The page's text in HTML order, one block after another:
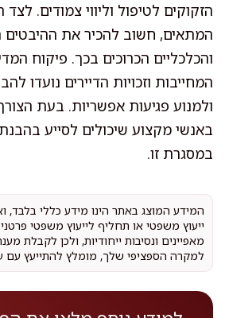
הזקוקים לטיפול וליווי צמודים.
המתאים, חשוב להכיר את ההיבטים
והכלכליים הכרוכים בכך. פיקוח
המחייבות וזכויות הדיירים נועדו
ולמנוע פגיעות אפשריות. בעת
באנשי מקצוע שיכולים לסייע בהבנת
במסגרת זו.
המידע המוצג באתר הינו מידע כללי בלבד,
ייעוץ משפטי או תחליף לייעוץ משפטי
מאפיינים ונסיבות ייחודיות, ולכן לקבלת
למקרה הספציפי שלך, מומלץ להתייעץ עם